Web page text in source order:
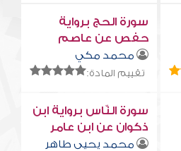
سورة الحج برواية
حفص عن عاصم
محمد مكي
تقييم المادة:
سورة النّاس برواية ابن
ذكوان عن ابن عامر
محمد يحيى طاهر